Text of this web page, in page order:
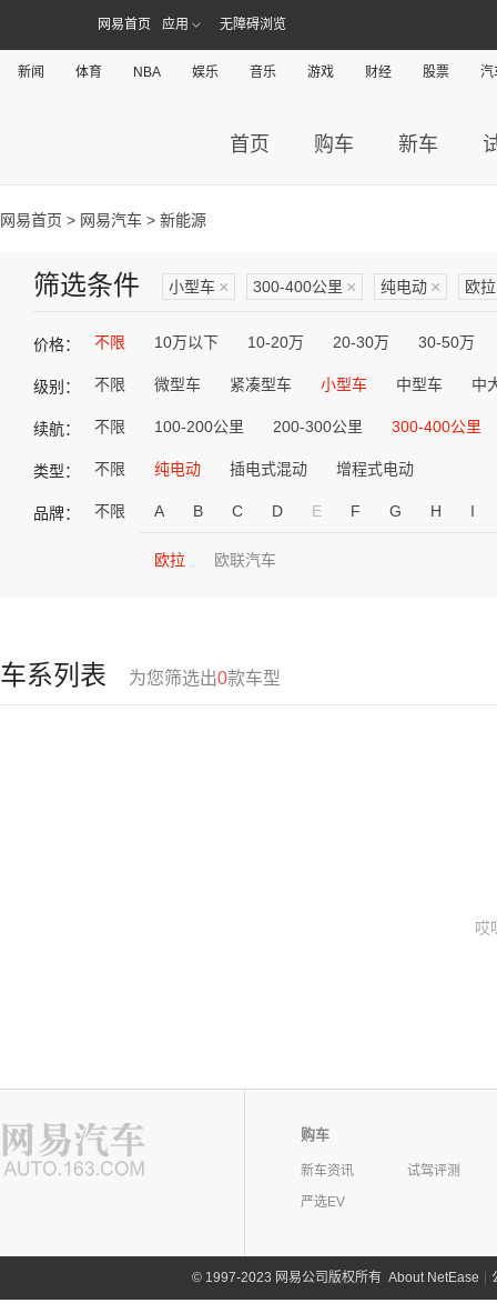
网易首页 应用 无障碍浏览
新闻 体育 NBA 娱乐 音乐 游戏 财经 股票 汽
首页 购车 新车
网易首页 > 网易汽车 > 新能源
筛选条件 小型车 × 300-400公里 × 纯电动 × 欧拉
价格： 不限 10万以下 10-20万 20-30万 30-50万
级别： 不限 微型车 紧凑型车 小型车 中型车 中
续航： 不限 100-200公里 200-300公里 300-400公里
类型： 不限 纯电动 插电式混动 增程式电动
品牌： 不限 A B C D E F G H I
欧拉 欧联汽车
车系列表 为您筛选出0款车型
哎
购车
新车资讯
试驾评测
严选EV
©1997-2023 网易公司版权所有 About NetEase